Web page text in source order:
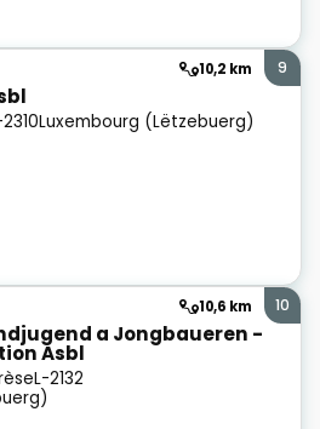
10,2 km
Luxembourg (Lëtzebuerg)
9
10,6 km
a Jongbaueren -
Asbl
L-2132
10